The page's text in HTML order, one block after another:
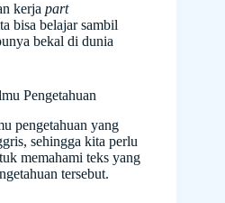
kerja part
bisa belajar sambil
bekal di dunia
Pengetahuan
pengetahuan yang
sehingga kita perlu
memahami teks yang
tersebut.